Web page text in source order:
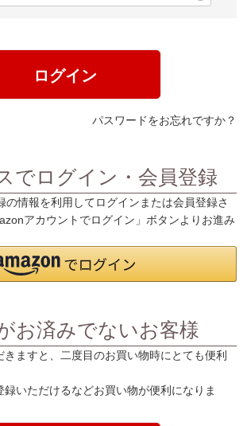
ログイン
パスワードをお忘れですか？
でログイン・会員登録
の情報を利用してログインまたは会員登録さ
アカウントでログイン」ボタンよりお進み
お済みでないお客様
ますと、二度目のお買い物時にとても便利
いただけるなどお買い物が便利になりま